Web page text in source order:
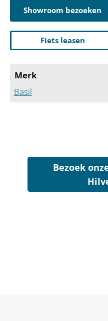
Showroom bezoeken
Fiets leasen
Merk
Basil
Bezoek